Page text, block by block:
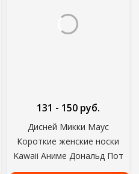
Дисней Микки Маус
Короткие женские носки
Kawaii Аниме Дональд Пот
2020 лето хлопок девушка
131 - 150 руб.